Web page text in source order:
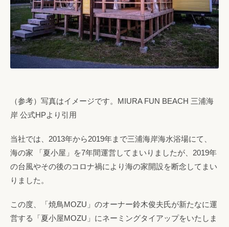
（参考）写真はイメージです。MIURA FUN BEACH 三浦海
岸 公式HPより引用
当社では、2013年から2019年まで三浦海岸海水浴場にて、
海の家 「夏小屋」を7年間運営してまいりましたが、2019年
の台風やその後のコロナ禍により海の家開設を断念してまい
りました。
この度、「焼鳥MOZU」のオーナー鈴木俊夫氏が新たなに運
営する「夏小屋MOZU」にネーミングタイアップをいたしま